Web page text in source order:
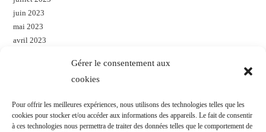
Gérer le consentement aux
cookies
Pour offrir les meilleures expériences, nous utilisons des technologies telles que les
cookies pour stocker et/ou accéder aux informations des appareils. Le fait de consentir
à ces technologies nous permettra de traiter des données telles que le comportement de
juin 2023
mai 2023
avril 2023
octobre 2022